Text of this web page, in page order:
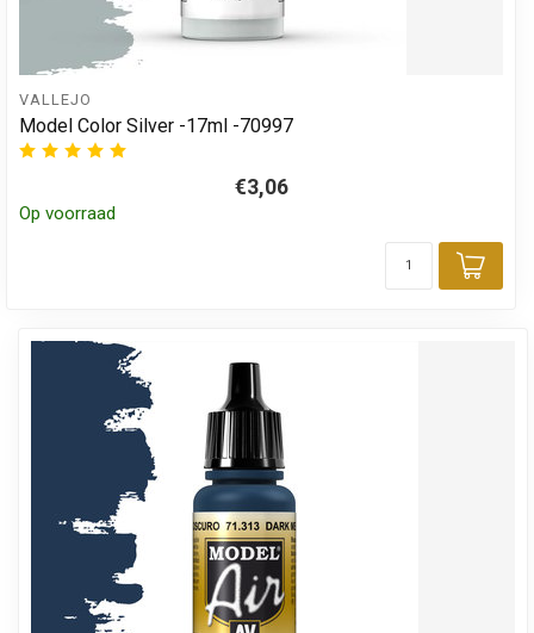
VALLEJO
Model Color Silver -17ml -70997
€3,06
Op voorraad